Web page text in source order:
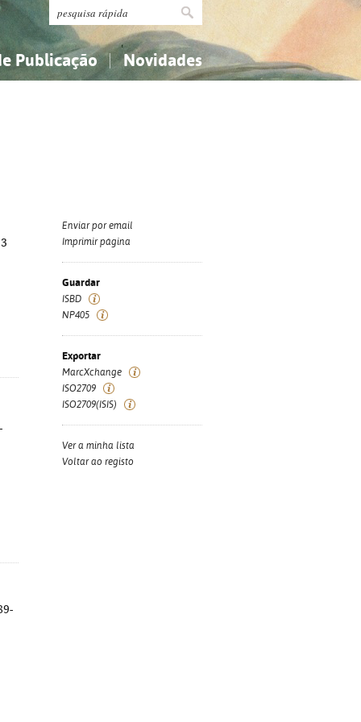
Publicação Novidades
Enviar por email
Imprimir página
Guardar
ISBD
NP405
Exportar
MarcXchange
ISO2709
ISO2709(ISIS)
Ver a minha lista
Voltar ao registo